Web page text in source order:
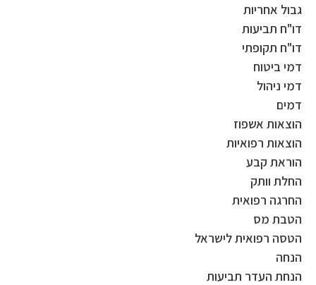
גבול אחריות
דו"ח תביעות
דו"ח תקופתי
דמי ביטוח
דמי ניהול
דמים
הוצאות אשפוז
הוצאות רפואיות
הוראת קבע
החלת וותק
החרגה רפואית
הטבת מס
הטסה רפואית לישראל
הנחה
הנחת העדר תביעות